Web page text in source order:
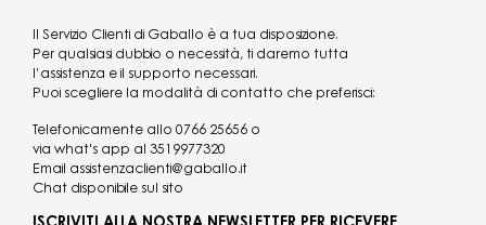
Il Servizio Clienti di Gaballo è a tua disposizione.
Per qualsiasi dubbio o necessità, ti daremo tutta
l’assistenza e il supporto necessari.
Puoi scegliere la modalità di contatto che preferisci:
Telefonicamente allo 0766 25656 o
via what's app al 3519977320
Email assistenzaclienti@gaballo.it
Chat disponibile sul sito